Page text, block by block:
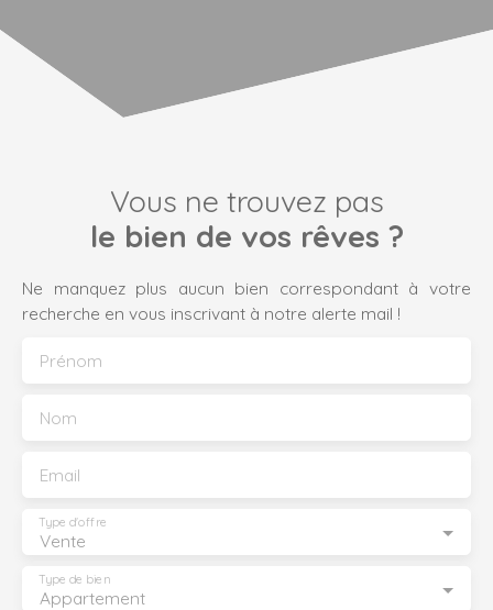
Vous ne trouvez pas
le bien de vos rêves ?
Ne manquez plus aucun bien correspondant à votre
recherche en vous inscrivant à notre alerte mail !
Prénom
Nom
Email
Vente
Type d'offre
Appartement
Type de bien